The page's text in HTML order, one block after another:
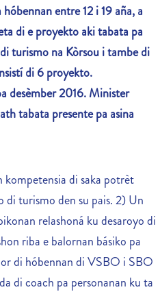
entre 12 i 19 aña, a
di e proyekto aki tabata pa
turismo na Kòrsou i tambe di
di 6 proyekto.
desèmber 2016.Minister
tabata presente pa asina
kompetensia di saka potrèt
di turismo den su pais. 2) Un
relashoná ku desaroyo di
riba e balornan básiko pa
di hóbennan di VSBO i SBO
di coach pa personanan ku ta